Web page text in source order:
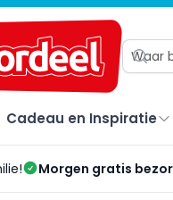
Cadeau en Inspiratie
Morgen gratis